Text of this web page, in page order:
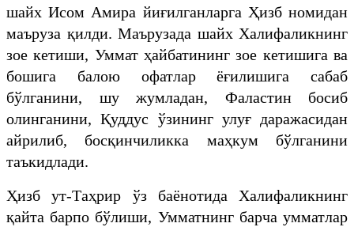
шайх Исом Амира йиғилганларга Ҳизб номидан
маъруза қилди. Маърузада шайх Халифаликнинг
зое кетиши, Уммат ҳайбатининг зое кетишига ва
бошига балою офатлар ёғилишига сабаб
бўлганини, шу жумладан, Фаластин босиб
олинганини, Қуддус ўзининг улуғ даражасидан
айрилиб, босқинчиликка маҳкум бўлганини
таъкидлади.
Ҳизб ут-Таҳрир ўз баёнотида Халифаликнинг
қайта барпо бўлиши, Умматнинг барча умматлар